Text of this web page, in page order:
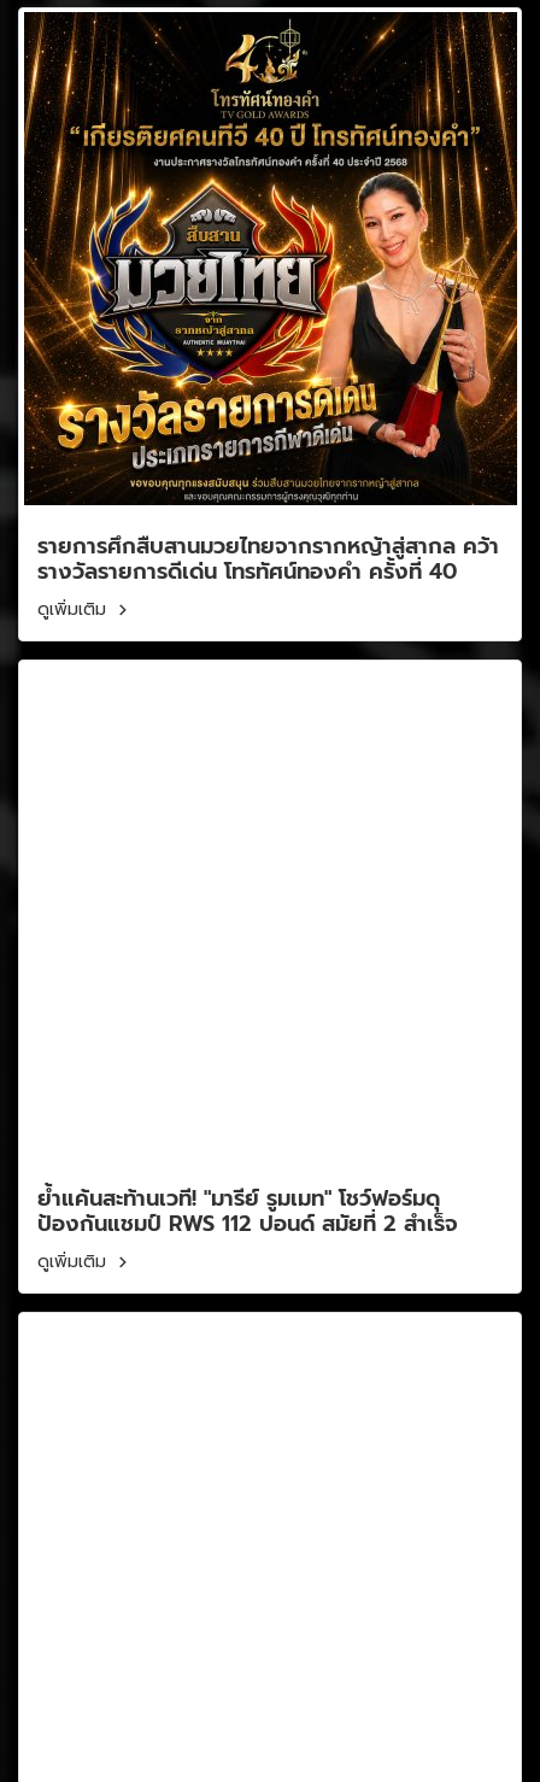
รายการศึกสืบสานมวยไทยจากรากหญ้าสู่สากล คว้า
รางวัลรายการดีเด่น โทรทัศน์ทองคำ ครั้งที่ 40
ดูเพิ่มเติม
ย้ำแค้นสะท้านเวที! "มารีย์ รูมเมท" โชว์ฟอร์มดุ
ป้องกันแชมป์ RWS 112 ปอนด์ สมัยที่ 2 สำเร็จ
ดูเพิ่มเติม